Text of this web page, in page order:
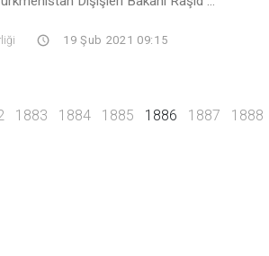
19 Şub 2021 09:15
1883 1884 1885 1886 (current)
1887 1888